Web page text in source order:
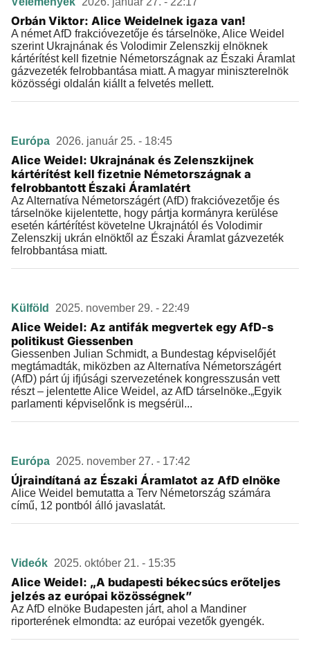
Orbán Viktor: Alice Weidelnek igaza van!
A német AfD frakcióvezetője és társelnöke, Alice Weidel
szerint Ukrajnának és Volodimir Zelenszkij elnöknek
kártérítést kell fizetnie Németországnak az Északi Áramlat
gázvezeték felrobbantása miatt. A magyar miniszterelnök
közösségi oldalán kiállt a felvetés mellett.
Európa 2026. január 25. - 18:45
Alice Weidel: Ukrajnának és Zelenszkijnek
kártérítést kell fizetnie Németországnak a
felrobbantott Északi Áramlatért
Az Alternatíva Németországért (AfD) frakcióvezetője és
társelnöke kijelentette, hogy pártja kormányra kerülése
esetén kártérítést követelne Ukrajnától és Volodimir
Zelenszkij ukrán elnöktől az Északi Áramlat gázvezeték
felrobbantása miatt.
Külföld 2025. november 29. - 22:49
Alice Weidel: Az antifák megvertek egy AfD-s
politikust Giessenben
Giessenben Julian Schmidt, a Bundestag képviselőjét
megtámadták, miközben az Alternatíva Németországért
(AfD) párt új ifjúsági szervezetének kongresszusán vett
részt – jelentette Alice Weidel, az AfD társelnöke.„Egyik
parlamenti képviselőnk is megsérül...
Európa 2025. november 27. - 17:42
Újraindítaná az Északi Áramlatot az AfD elnöke
Alice Weidel bemutatta a Terv Németország számára
című, 12 pontból álló javaslatát.
Videók 2025. október 21. - 15:35
Alice Weidel: „A budapesti békecsúcs erőteljes
jelzés az európai közösségnek”
Az AfD elnöke Budapesten járt, ahol a Mandiner
riporterének elmondta: az európai vezetők gyengék.